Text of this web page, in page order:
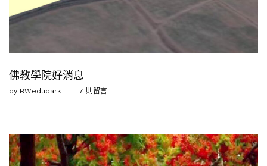
佛教學院好消息
by BWedupark 7 則留言